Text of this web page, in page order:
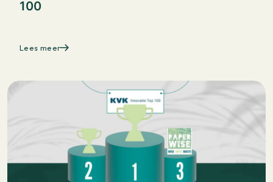
100
Lees meer